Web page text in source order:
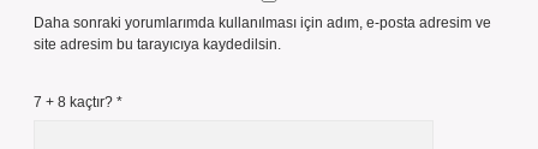
Daha sonraki yorumlarımda kullanılması için adım, e-posta adresim ve
site adresim bu tarayıcıya kaydedilsin.
7 + 8 kaçtır? *